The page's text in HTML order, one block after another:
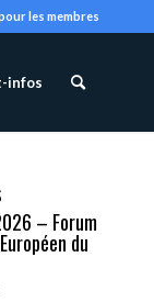
les membres
infos
– Forum
du